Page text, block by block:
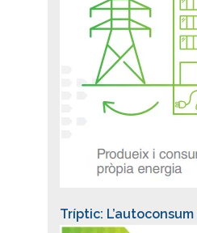
Tríptic: